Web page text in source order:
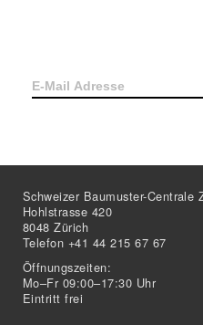
Schweizer Baumuster-Centrale
Hohlstrasse 420
8048 Zürich
Telefon +41 44 215 67 67
Öffnungszeiten:
Mo–Fr 09:00–17:30 Uhr
Eintritt frei